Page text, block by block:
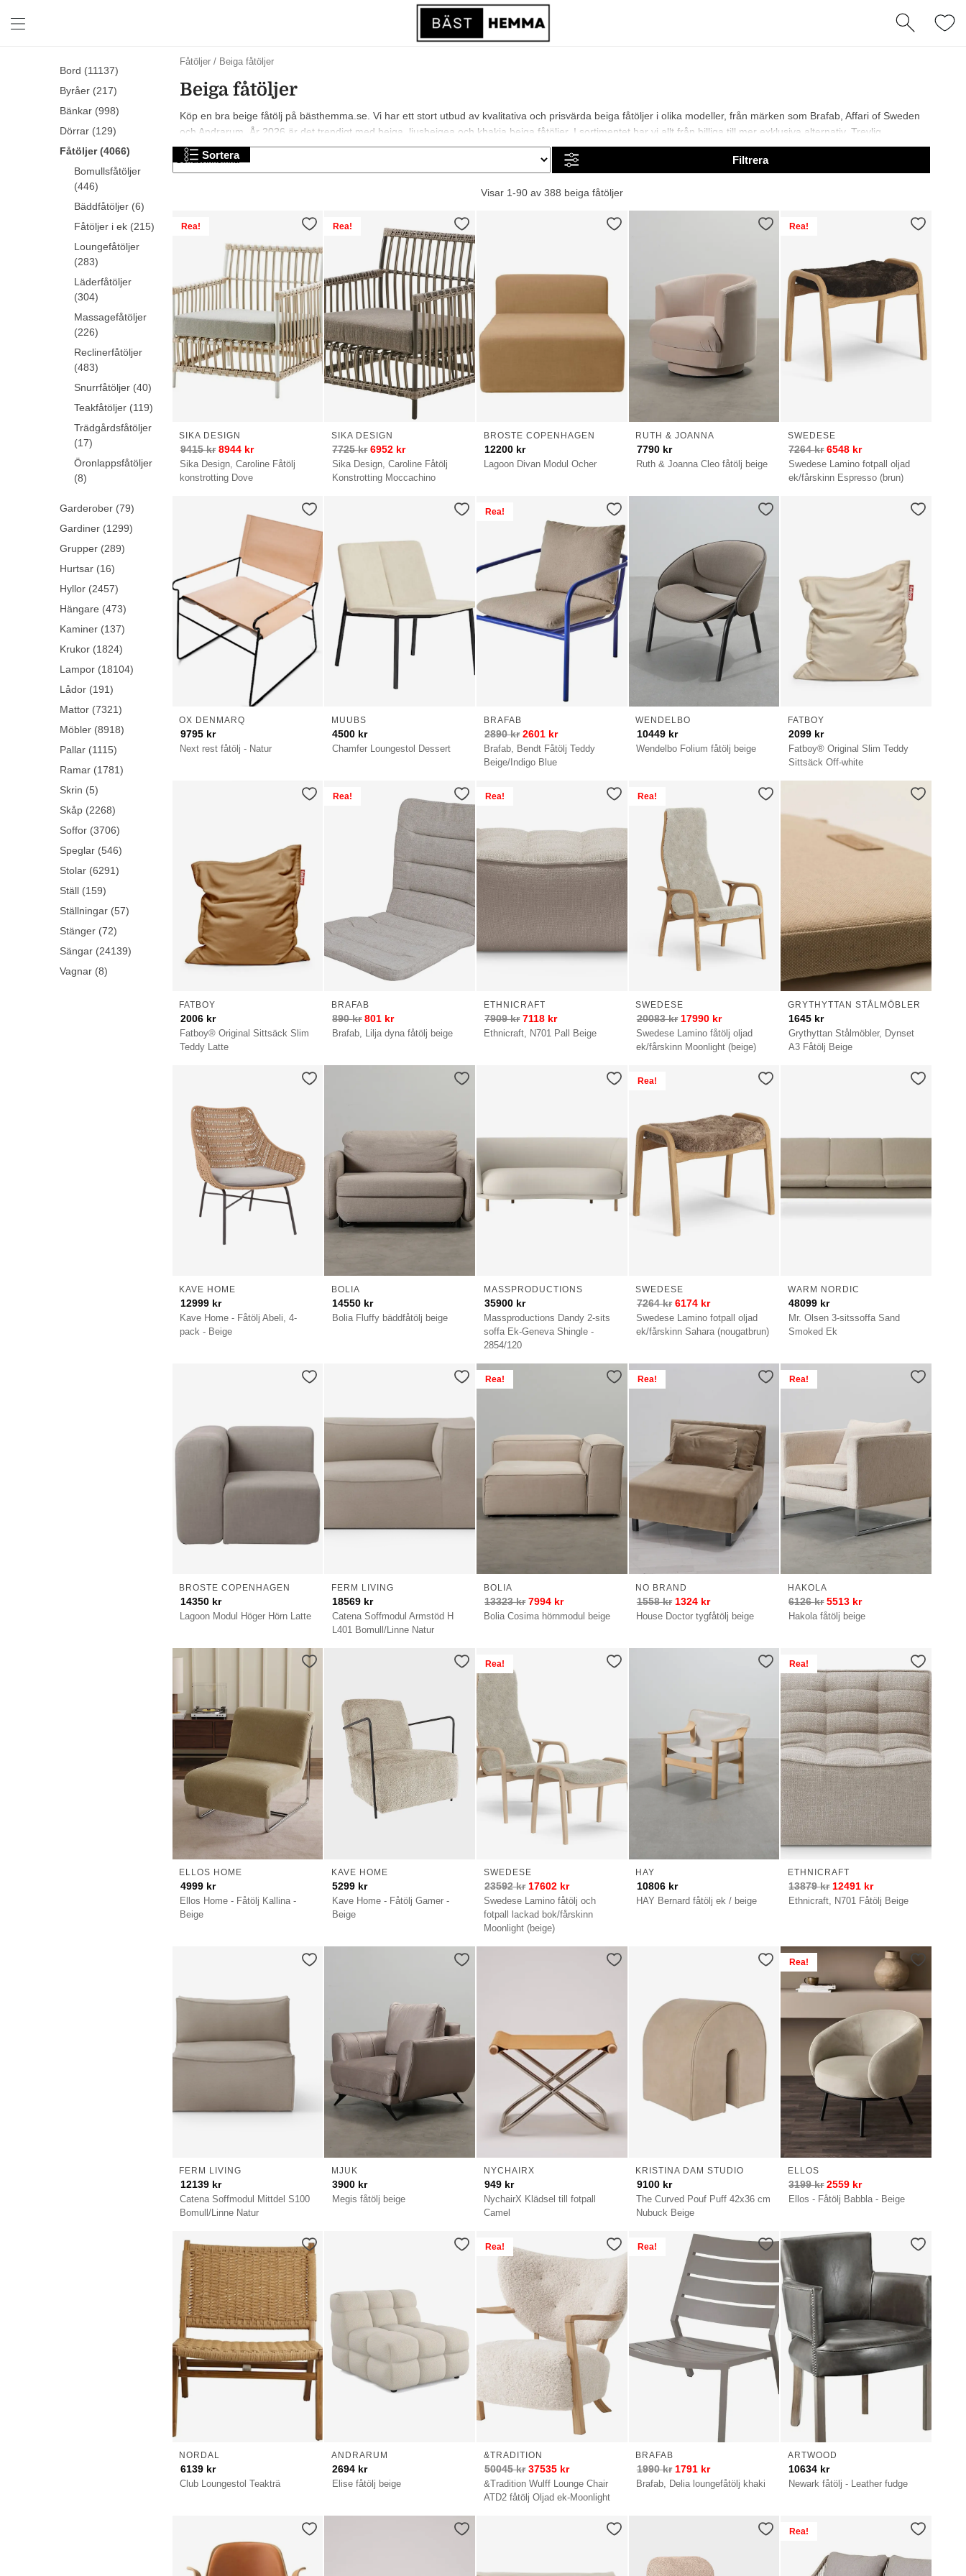
Fåtöljer/ Beiga fåtöljer
Beiga fåtöljer
Köp en bra beige fåtölj på bästhemma.se. Vi har ett stort utbud av kvalitativa och prisvärda beiga fåtöljer i olika modeller, från märken som Brafab, Affari of Sweden
och Andrarum. År 2026 är det trendigt med beiga, ljusbeigea och khakia beiga fåtöljer. I sortimentet har vi allt från billiga till mer exklusiva alternativ. Trevlig
shopping!
Sortera Filtrera
Visar 1-90 av 388 beiga fåtöljer
Rea!
Sika Design, Caroline Fåtölj
konstrotting Dove
SIKA DESIGN
9415kr 8944 kr
Rea!
Sika Design, Caroline Fåtölj
Konstrotting Moccachino
SIKA DESIGN
7725kr 6952 kr
Lagoon Divan Modul Ocher
BROSTE COPENHAGEN
12200 kr
Ruth & Joanna Cleo fåtölj beige
RUTH & JOANNA
7790 kr
Rea!
Swedese Lamino fotpall oljad
ek/fårskinn Espresso (brun)
SWEDESE
7264kr 6548 kr
Next rest fåtölj - Natur
OX DENMARQ
9795 kr
Chamfer Loungestol Dessert
MUUBS
4500 kr
Rea!
Brafab, Bendt Fåtölj Teddy
Beige/Indigo Blue
BRAFAB
2890kr 2601 kr
Wendelbo Folium fåtölj beige
WENDELBO
10449 kr
Fatboy® Original Slim Teddy
Sittsäck Off-white
FATBOY
2099 kr
Fatboy® Original Sittsäck Slim
Teddy Latte
FATBOY
2006 kr
Rea!
Brafab, Lilja dyna fåtölj beige
BRAFAB
890kr 801 kr
Rea!
Ethnicraft, N701 Pall Beige
ETHNICRAFT
7909kr 7118 kr
Rea!
Swedese Lamino fåtölj oljad
ek/fårskinn Moonlight (beige)
SWEDESE
20083kr 17990 kr
Grythyttan Stålmöbler, Dynset
A3 Fåtölj Beige
GRYTHYTTAN STÅLMÖBLER
1645 kr
Kave Home - Fåtölj Abeli, 4-
pack - Beige
KAVE HOME
12999 kr
Bolia Fluffy bäddfåtölj beige
BOLIA
14550 kr
Massproductions Dandy 2-sits
soffa Ek-Geneva Shingle -
2854/120
MASSPRODUCTIONS
35900 kr
Rea!
Swedese Lamino fotpall oljad
ek/fårskinn Sahara (nougatbrun)
SWEDESE
7264kr 6174 kr
Mr. Olsen 3-sitssoffa Sand
Smoked Ek
WARM NORDIC
48099 kr
Lagoon Modul Höger Hörn Latte
BROSTE COPENHAGEN
14350 kr
Catena Soffmodul Armstöd H
L401 Bomull/Linne Natur
FERM LIVING
18569 kr
Rea!
Bolia Cosima hörnmodul beige
BOLIA
13323kr 7994 kr
Rea!
House Doctor tygfåtölj beige
NO BRAND
1558kr 1324 kr
Rea!
Hakola fåtölj beige
HAKOLA
6126kr 5513 kr
Ellos Home - Fåtölj Kallina -
Beige
ELLOS HOME
4999 kr
Kave Home - Fåtölj Gamer -
Beige
KAVE HOME
5299 kr
Rea!
Swedese Lamino fåtölj och
fotpall lackad bok/fårskinn
Moonlight (beige)
SWEDESE
23592kr 17602 kr
HAY Bernard fåtölj ek / beige
HAY
10806 kr
Rea!
Ethnicraft, N701 Fåtölj Beige
ETHNICRAFT
13879kr 12491 kr
Catena Soffmodul Mittdel S100
Bomull/Linne Natur
FERM LIVING
12139 kr
Megis fåtölj beige
MJUK
3900 kr
NychairX Klädsel till fotpall
Camel
NYCHAIRX
949 kr
The Curved Pouf Puff 42x36 cm
Nubuck Beige
KRISTINA DAM STUDIO
9100 kr
Rea!
Ellos - Fåtölj Babbla - Beige
ELLOS
3199kr 2559 kr
Club Loungestol Teakträ
NORDAL
6139 kr
Elise fåtölj beige
ANDRARUM
2694 kr
Rea!
&Tradition Wulff Lounge Chair
ATD2 fåtölj Oljad ek-Moonlight
&TRADITION
50045kr 37535 kr
Rea!
Brafab, Delia loungefåtölj khaki
BRAFAB
1990kr 1791 kr
Newark fåtölj - Leather fudge
ARTWOOD
10634 kr
Rea!
Bord (11137)
Byråer (217)
Bänkar (998)
Dörrar (129)
Fåtöljer (4066)
Bomullsfåtöljer
(446)
Bäddfåtöljer (6)
Fåtöljer i ek (215)
Loungefåtöljer
(283)
Läderfåtöljer
(304)
Massagefåtöljer
(226)
Reclinerfåtöljer
(483)
Snurrfåtöljer (40)
Teakfåtöljer (119)
Trädgårdsfåtöljer
(17)
Öronlappsfåtöljer
(8)
Garderober (79)
Gardiner (1299)
Grupper (289)
Hurtsar (16)
Hyllor (2457)
Hängare (473)
Kaminer (137)
Krukor (1824)
Lampor (18104)
Lådor (191)
Mattor (7321)
Möbler (8918)
Pallar (1115)
Ramar (1781)
Skrin (5)
Skåp (2268)
Soffor (3706)
Speglar (546)
Stolar (6291)
Ställ (159)
Ställningar (57)
Stänger (72)
Sängar (24139)
Vagnar (8)